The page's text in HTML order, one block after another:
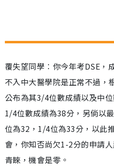
覆失望同學︰你今年考DSE
不入中大醫學院是正常不過，
公布為其3/4位數成績以及中
1/4位數成績為38分，另倘以
位為32，1/4位為33分，以此
會，你知否尚欠1-2分的申請
青睞，機會是零。